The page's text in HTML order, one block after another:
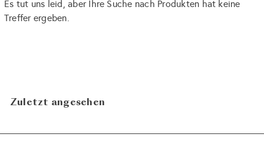
i
a
Es tut uns leid, aber Ihre Suche nach Produkten hat keine
Treffer ergeben.
Zuletzt angesehen